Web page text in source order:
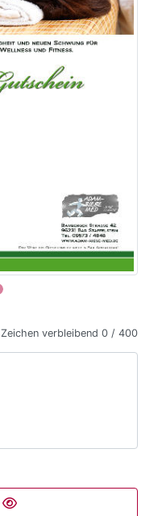
Zeichen verbleibend 0 / 400